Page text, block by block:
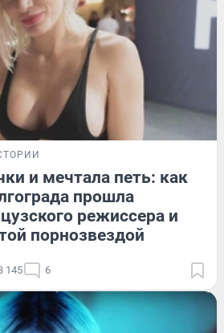
и мечтала петь: как
прошла
режиссера и
порнозвездой
145 6